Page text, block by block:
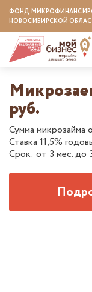
ФОНД
НОВОСИБИРСКОЙ
руб.
Сумма микрозайма
Ставка 11,5%
Срок: от 3 мес. до